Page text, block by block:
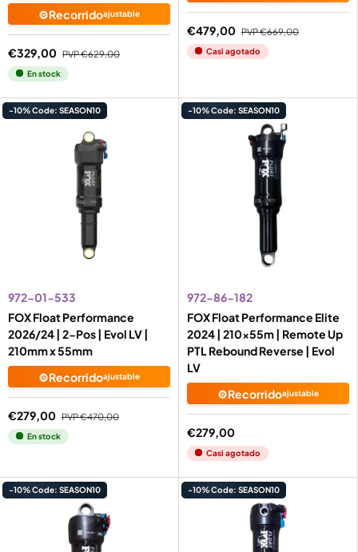
⚙️Recorridoajustable
€329,00 PVP€629,00
En stock
€479,00 PVP€669,00
Casi agotado
-10% Code: SEASON10
972-01-533
FOX Float Performance
2026/24 | 2-Pos | Evol LV |
210mm x 55mm
⚙️Recorridoajustable
€279,00 PVP€470,00
En stock
-10% Code: SEASON10
972-86-182
FOX Float Performance Elite
2024 | 210x55m | Remote Up
PTL Rebound Reverse | Evol
LV
⚙️Recorridoajustable
€279,00
Casi agotado
-10% Code: SEASON10 -10% Code: SEASON10